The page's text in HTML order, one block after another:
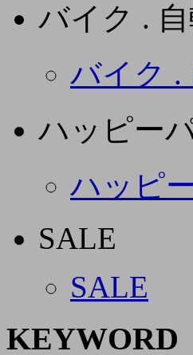
バイク .
バイク .
ハッピー
ハッピ
SALE
SALE
KEYWORD